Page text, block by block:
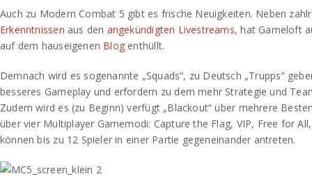
Auch zu Modern Combat 5 gibt es frische Neuigkeiten. Neben
Erkenntnissen aus den angekündigten Livestreams, hat Gameloft
auf dem hauseigenen Blog enthüllt.
Demnach wird es sogenannte „Squads“, zu Deutsch „Trupps“
besseres Gameplay und erfordern zu dem mehr Strategie und
Zudem wird es (zu Beginn) verfügt „Blackout“ über mehrere
über vier Multiplayer Gamemodi: Capture the Flag, VIP, Free for
können bis zu 12 Spieler in einer Partie gegeneinander antreten.